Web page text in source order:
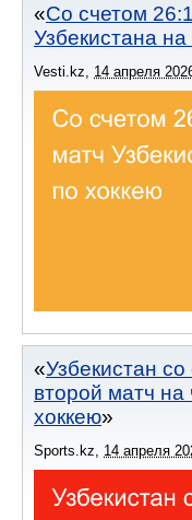
Со счетом
Узбекистана
Vesti.kz 14 апреля
Узбекистан
второй матч
хоккею
Sports.kz 14 апреля